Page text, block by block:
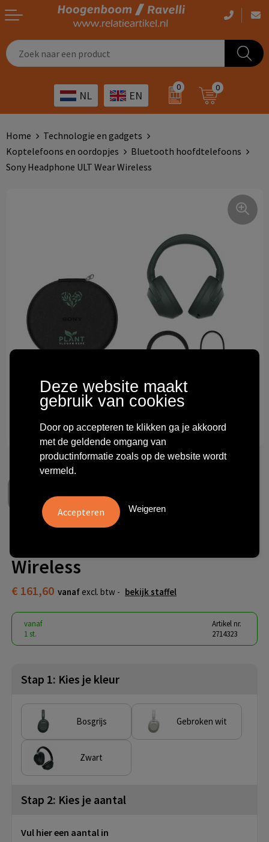
NL EN
0 0
Giveaways
Outdoor
Home & living
Technologie & gadgets
Themageschenken
Overig
Werkkleding
Sportkleding
Overig
Outdoor artikelen bedrukken
Giveaways bedrukken
Transport
Horeca
ICT
Home
Technologie en gadgets
Koptelefoons en oordopjes
Bluetooth hoofdtelefoons
Sony Headphone ULT Wear Wireless
Wireless
€ 161,60 vanaf excl. btw - bekijk staffel
vanaf
1 st.
Artikel nr.
2714323
Stap 1: Kies je kleur
Bosgrijs Gebroken wit
Zwart
Stap 2: Kies je aantal
Vul hier een aantal in
Deze website maakt
gebruik van cookies
Door op accepteren te klikken ga je akkoord
met de geldende omgang van
productinformatie zoals op de website wordt
vermeld.
Weigeren